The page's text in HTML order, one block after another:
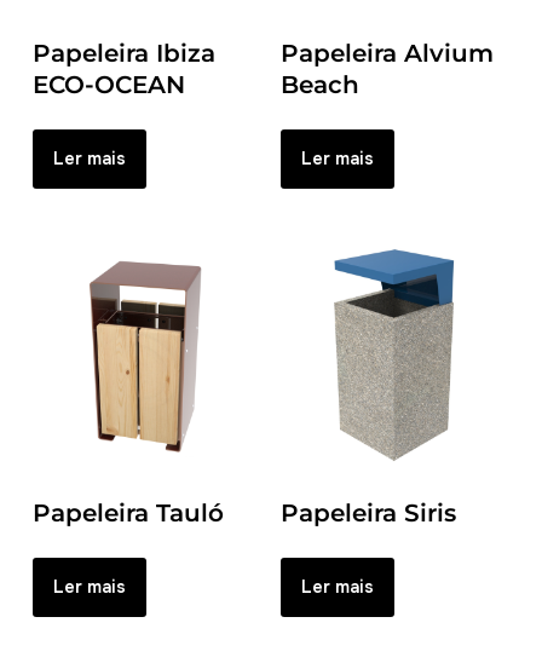
Papeleira Ibiza
ECO-OCEAN
Ler mais
Papeleira Alvium
Beach
Ler mais
Papeleira Tauló
Ler mais
Papeleira Siris
Ler mais